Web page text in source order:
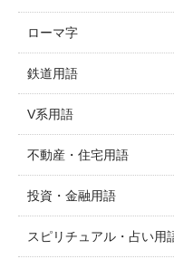
ローマ字
鉄道用語
V系用語
不動産・住宅用語
投資・金融用語
スピリチュアル・占い用